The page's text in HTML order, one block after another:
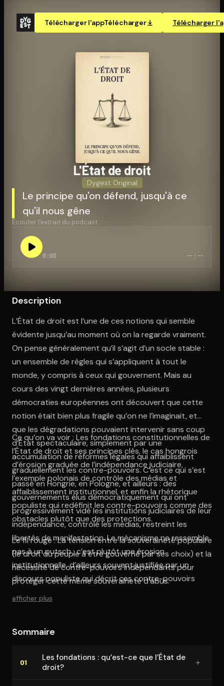
Télécharger l'appTélécharger Télécharger
Ouvre l'app Appareil photo, pointe sur le code. C'est gratuit à
L'État de droit
Dygest Original
Le principe qu'on défend, jusqu'à ce
qu'il nous gêne
Écouter l'extrait du podcast :
0:00 --:--
Description
L’État de droit est l’une de ces notions qui semble
évidente jusqu’au moment où on la regarde vraiment.
On pense généralement qu’il s’agit d’un socle stable :
un ensemble de règles qui s’appliquent à tout le
monde, y compris à ceux qui gouvernent. Mais au
cours des vingt dernières années, plusieurs
démocraties européennes ont découvert que cette
notion était bien plus fragile qu’on ne l’imaginait, et
que les dégradations pouvaient intervenir sans coup
d’État spectaculaire, simplement par une
accumulation de réformes légales qui affaiblissent
graduellement les contre-pouvoirs. C’est ce qui s’est
passé en Hongrie, en Pologne, et ailleurs : des
gouvernements élus démocratiquement qui ont
progressivement vidé les institutions judiciaires de leur
indépendance, contrôlé les médias, restreint les
libertés de manifestation. Le mécanisme ne ressemble
pas à un putsch ; c’est plutôt une érosion
institutionnelle, d’ailleurs souvent justifiée par un
discours populiste qui décrit ces contre-pouvoirs
Ce qu’on va voir : Les fondations constitutionnelles de
l’État de droit et ses principes clés, le cas hongrois
d’érosion graduée de l’indépendance judiciaire,
l’exemple polonais de contrôle des médias et
affaiblissement institutionnel, et enfin la rhétorique
populiste qui redéfinit les contre-pouvoirs comme des
obstacles plutôt que des protections.
Le fil rouge : La tension entre la souveraineté populaire
(le droit du peuple à être gouverné par ses choix) et la
nécessité de contre-pouvoirs indépendants pour
protéger cette même souveraineté d’abus.
afficher plus
Sommaire
01
Les fondations : qu’est-ce que l’État de
droit?
+